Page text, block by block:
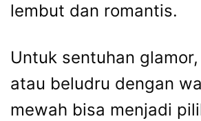
lembut dan romantis.
Untuk sentuhan
atau beludru dengan
mewah bisa menjadi